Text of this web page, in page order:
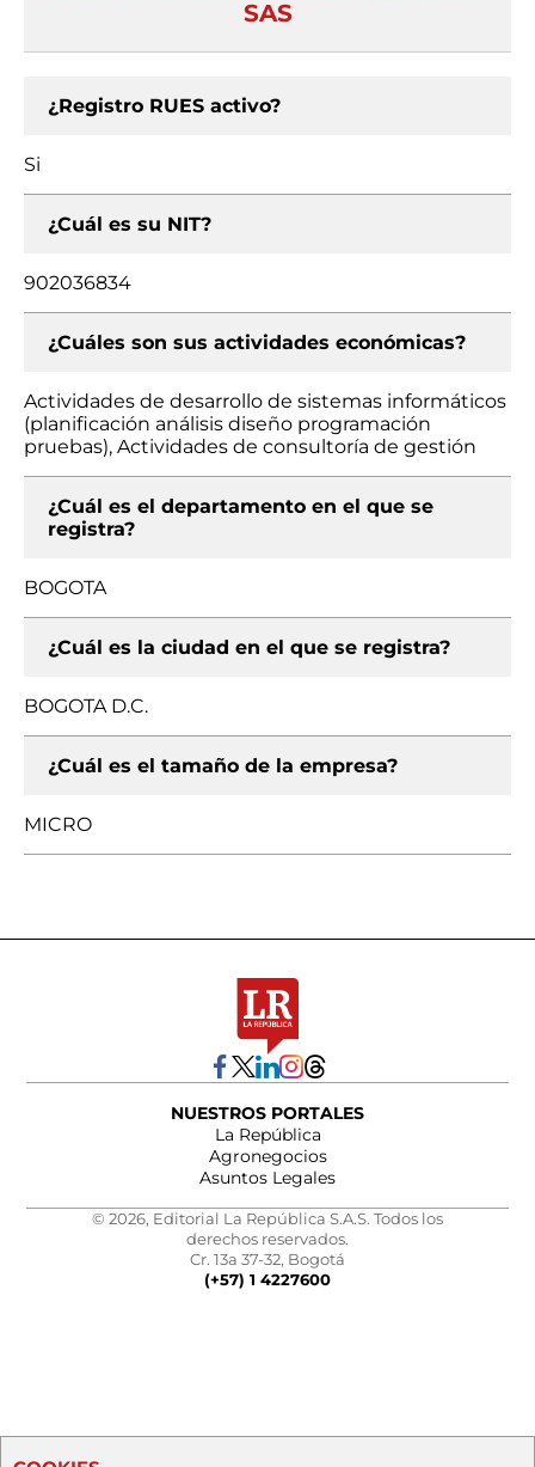
SAS
¿Registro RUES activo?
Si
¿Cuál es su NIT?
902036834
¿Cuáles son sus actividades económicas?
Actividades de desarrollo de sistemas informáticos
(planificación análisis diseño programación
pruebas), Actividades de consultoría de gestión
¿Cuál es el departamento en el que se
registra?
BOGOTA
¿Cuál es la ciudad en el que se registra?
BOGOTA D.C.
¿Cuál es el tamaño de la empresa?
MICRO
NUESTROS PORTALES
La República
Agronegocios
Asuntos Legales
© 2026, Editorial La República S.A.S. Todos los
derechos reservados.
Cr. 13a 37-32, Bogotá
(+57) 1 4227600